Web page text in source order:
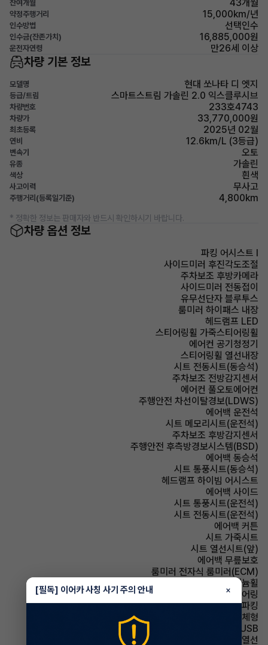
잔여개월 43개월
약정주행거리 15,000km/년
인수방법 선택인수
인수금(잔존가치) 16,885,000원
운전자연령 만26세 이상
차량 기본 정보
모델명 현대 쏘나타 디 엣지
등급/트림 스마트스트림 가솔린 2.0 익스클루시브
차량번호 233호4743
차량가 33,770,000원
최초등록 2025년 02월
연비 12.6km/L (3등급)
변속기 오토
유종 가솔린
색상 흰색
사고이력 무사고
주행거리(등록일기준) 4,800km
* 정확한 정보는 판매자와 반드시 확인하시기 바랍니다.
차량 옵션 정보
파킹 어시스트 I
사이드미러 후진각도조절
주차보조 후방카메라
사이드미러 전동접이
유무선단자 블루투스
룸미러 하이패스 내장
헤드램프 LED
스티어링휠 가죽스티어링휠
에어컨 공기청정기
스티어링휠 열선내장
시트 전동시트(동승석)
주차보조 전방감지센서
에어컨 풀오토에어컨
주행안전 차선이탈경보(LDWS)
에어백 운전석
시트 메모리시트(운전석)
주차보조 후방감지센서
주행안전 후측방경보시스템(BSD)
에어백 동승석
시트 통풍시트(동승석)
헤드램프 하이빔 어시스트
에어백 사이드
시트 통풍시트(운전석)
시트 전동시트(운전석)
에어백 커튼
시트 가죽시트
시트 열선시트(앞)
에어백 무릎보호
룸미러 전자식 룸미러(ECM)
휠타이어 알루미늄휠
스티어링휠 텔레스코픽 스티어링
파킹 전자식 파킹
사이드미러 방향지시등 일체형
유무선단자 USB
사이드미러 열선
[필독] 이어카 사칭 사기 주의 안내 ×